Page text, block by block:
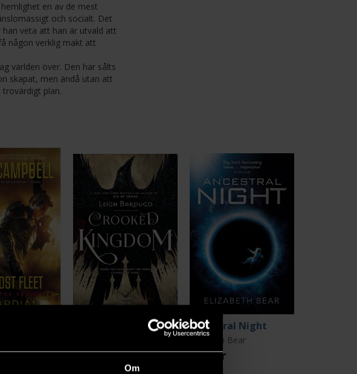
Om
en av de mest
och socialt. Det
veta att han är utvald att
någon verklig makt att
världen över. Den har sålts
skapat, men ändå utan att
plan.
Crooked Kingdom
159 kr
Ancestral Night
Elizabeth Bear
219 kr